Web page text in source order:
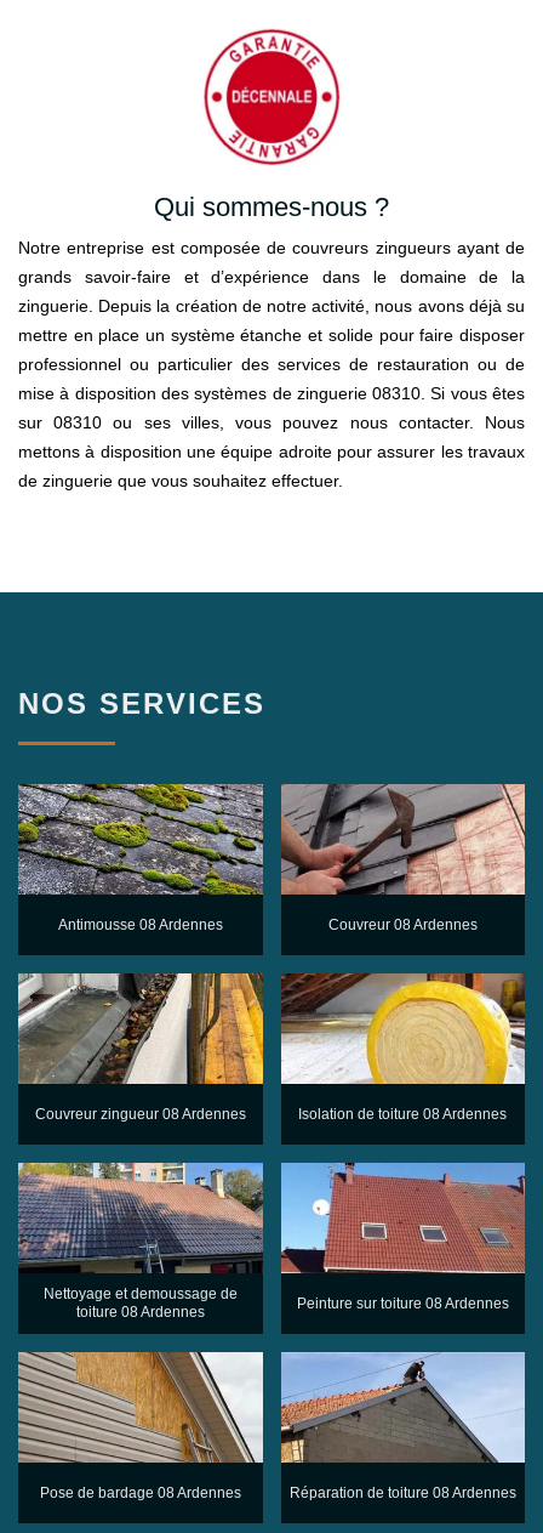
Qui sommes-nous ?
Notre entreprise est composée de couvreurs zingueurs ayant de
grands savoir-faire et d’expérience dans le domaine de la
zinguerie. Depuis la création de notre activité, nous avons déjà su
mettre en place un système étanche et solide pour faire disposer
professionnel ou particulier des services de restauration ou de
mise à disposition des systèmes de zinguerie 08310. Si vous êtes
sur 08310 ou ses villes, vous pouvez nous contacter. Nous
mettons à disposition une équipe adroite pour assurer les travaux
de zinguerie que vous souhaitez effectuer.
NOS SERVICES
Antimousse 08 Ardennes Couvreur 08 Ardennes
Couvreur zingueur 08 Ardennes Isolation de toiture 08 Ardennes
Nettoyage et demoussage de
toiture 08 Ardennes
Peinture sur toiture 08 Ardennes
Pose de bardage 08 Ardennes Réparation de toiture 08 Ardennes